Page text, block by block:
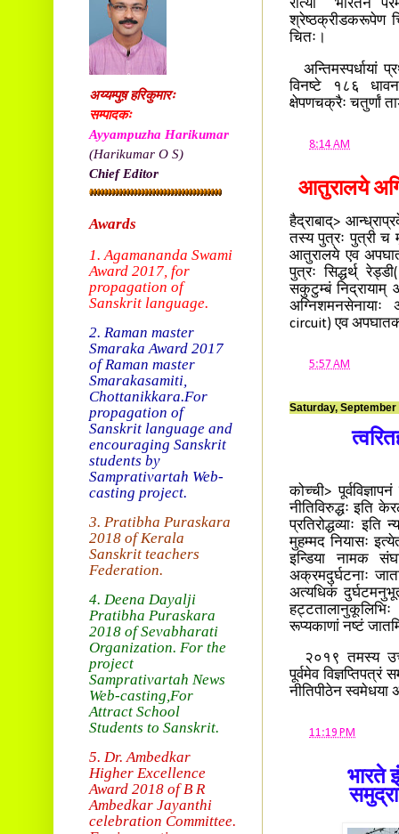
रीत्या भारतेन
श्रेष्ठक्रीडकरूपेण
चितः।
अन्तिमस्पर्धायां
विनष्टे १८६
क्षेपणचक्रैः चतुर्णां
8:14 AM
आतुरालये
हैद्राबाद्>
तस्य पुत्रः पुत्री च
आतुरालये एव
पुत्रः सिद्धर्थ्
सकुटुम्बं निद्रायाम्
अग्निशमनसेनायाः
circuit) एव
5:57 AM
Saturday, September
कोच्ची>
नीतिविरुद्धः इति
प्रतिरोद्धव्याः
मुहम्मद नियासः
इन्डिया नामक
अक्रमदुर्घटनाः
अत्यधिकं
हट्टतालानुकूलिभिः
रूप्यकाणां नष्टं
२०१९ तमस्य
पूर्वमेव
नीतिपीठेन
11:19 PM
भारते
अय्यम्पुष़ हरिकुमारः
सम्पादकः
Ayyampuzha Harikumar
(Harikumar O S)
Chief Editor
Awards
1. Agamananda Swami
Award 2017, for
propagation of
Sanskrit language.
2. Raman master
Smaraka Award 2017
of Raman master
Smarakasamiti,
Chottanikkara.For
propagation of
Sanskrit language and
encouraging Sanskrit
students by
Samprativartah Web-
casting project.
3. Pratibha Puraskara
2018 ofKerala
Sanskrit teachers
Federation.
4. Deena Dayalji
Pratibha Puraskara
2018 of Sevabharati
Organization. For the
project
Samprativartah News
Web-casting,For
Attract School
Students to Sanskrit.
5. Dr. Ambedkar
Higher Excellence
Award 2018 of B R
Ambedkar Jayanthi
celebration Committee.